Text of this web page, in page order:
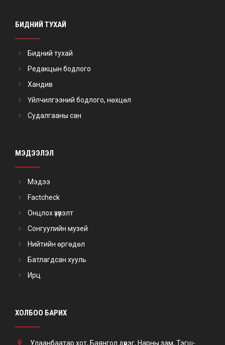
БИДНИЙ ТУХАЙ
Бидний тухай
Редакцын бодлого
Хандив
Үйлчилгээний бодлого, нөхцөл
Судалгааны сан
МЭДЭЭЛЭЛ
Мэдээ
Factcheck
Онцлох үзүүлэлт
Сонгуулийн музей
Нийтийн өргөдөл
Батлагдсан хууль
Ирц
ХОЛБОО БАРИХ
Улаанбаатар хот, Баянгол дүүрэг, Нарны зам, Тэгш-